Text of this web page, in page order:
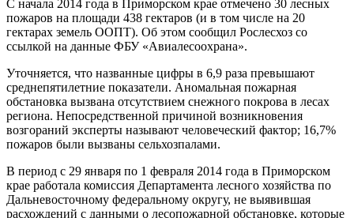
С начала 2014 года в Приморском крае отмечено 30 лесных
пожаров на площади 438 гектаров (и в том числе на 20
гектарах земель ООПТ). Об этом сообщил Рослесхоз со
ссылкой на данные ФБУ «Авиалесоохрана».
Уточняется, что названные цифры в 6,9 раза превышают
среднепятилетние показатели. Аномальная пожарная
обстановка вызвана отсутствием снежного покрова в лесах
региона. Непосредственной причиной возникновения
возгораний эксперты называют человеческий фактор; 16,7%
пожаров были вызваны сельхозпалами.
В период с 29 января по 1 февраля 2014 года в Приморском
крае работала комиссия Департамента лесного хозяйства по
Дальневосточному федеральному округу, не выявившая
расхождений с данными о лесопожарной обстановке, которые